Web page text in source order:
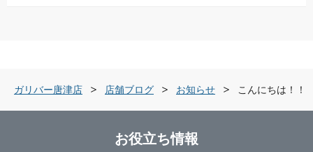
ガリバー唐津店
ガリバー唐津店 店舗ブログ お知らせ こんにちは！！
お役立ち情報